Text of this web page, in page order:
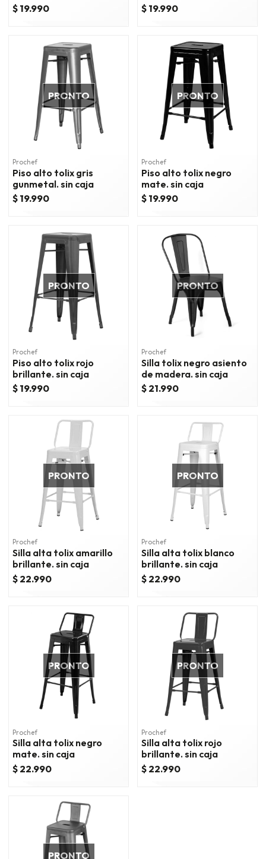
$ 19.990 $ 19.990
PRONTO
Prochef
Piso alto tolix gris
gunmetal. sin caja
$ 19.990
PRONTO
Prochef
Piso alto tolix negro
mate. sin caja
$ 19.990
PRONTO
Prochef
Piso alto tolix rojo
brillante. sin caja
$ 19.990
PRONTO
Prochef
Silla tolix negro asiento
de madera. sin caja
$ 21.990
PRONTO
Prochef
Silla alta tolix amarillo
brillante. sin caja
$ 22.990
PRONTO
Prochef
Silla alta tolix blanco
brillante. sin caja
$ 22.990
PRONTO
Prochef
Silla alta tolix negro
mate. sin caja
$ 22.990
PRONTO
Prochef
Silla alta tolix rojo
brillante. sin caja
$ 22.990
PRONTO